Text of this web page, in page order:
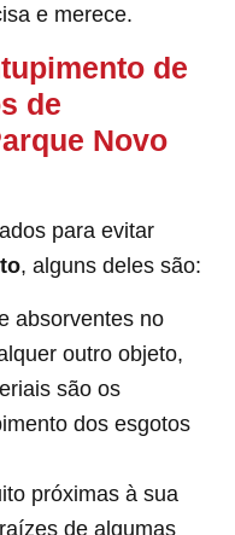
e merece.
de
de
Novo
para evitar
, alguns deles são:
absorventes no
outro objeto,
são os
dos esgotos
próximas à sua
de algumas